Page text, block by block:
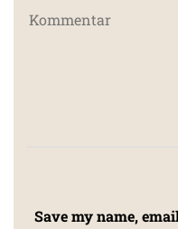
Save my name,